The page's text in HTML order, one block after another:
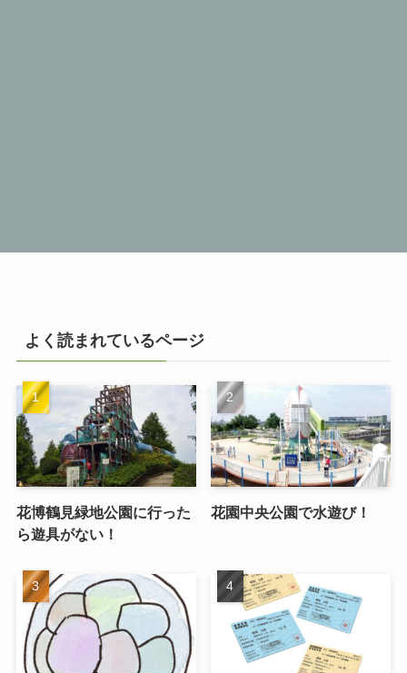
よく読まれているページ
花博鶴見緑地公園に行った
ら遊具がない！
花園中央公園で水遊び！